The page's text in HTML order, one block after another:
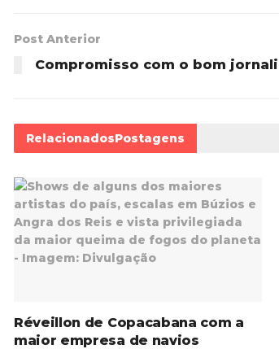
Post Anterior
Compromisso com o bom
RelacionadosPostagens
Réveillon de Copacabana com a
maior empresa de navios